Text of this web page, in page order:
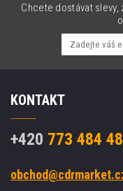
Chcete dostávat slevy,
KONTAKT
+420 773 484